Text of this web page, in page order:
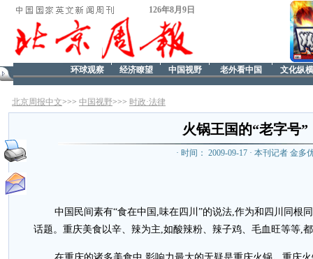
126年8月9日
文化纵横
老外看中国
中国视野
经济瞭望
环球观察
北京周报中文>>> 中国视野>>> 时政·法律
火锅王国的“老字号”
· 时间： 2009-09-17 · 本刊记者 金多
中国民间素有“食在中国,味在四川”的说法,作为和四川同根
话题。重庆美食以辛、辣为主,如酸辣粉、辣子鸡、毛血旺等等,